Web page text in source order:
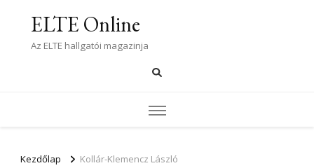
ELTE Online
Az ELTE hallgatói magazinja
Kezdőlap Kollár-Klemencz László